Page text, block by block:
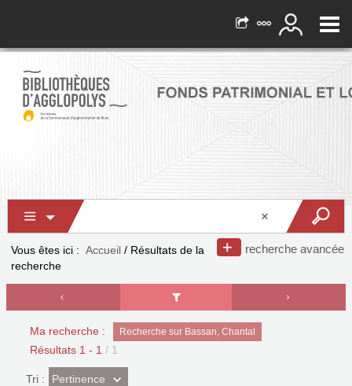
recherche avancée
Vous êtes ici : Accueil / Résultats de la
recherche
Ma recherche : Recherche sur Bassan, Chantal
Résultats 1 - 1 / 1
Tri : (Effet
Pertinence